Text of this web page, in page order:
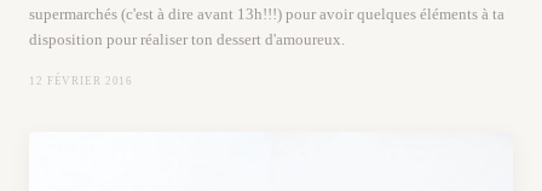
supermarchés (c'est à dire avant 13h!!!) pour avoir quelques éléments à ta
disposition pour réaliser ton dessert d'amoureux.
12 FÉVRIER 2016